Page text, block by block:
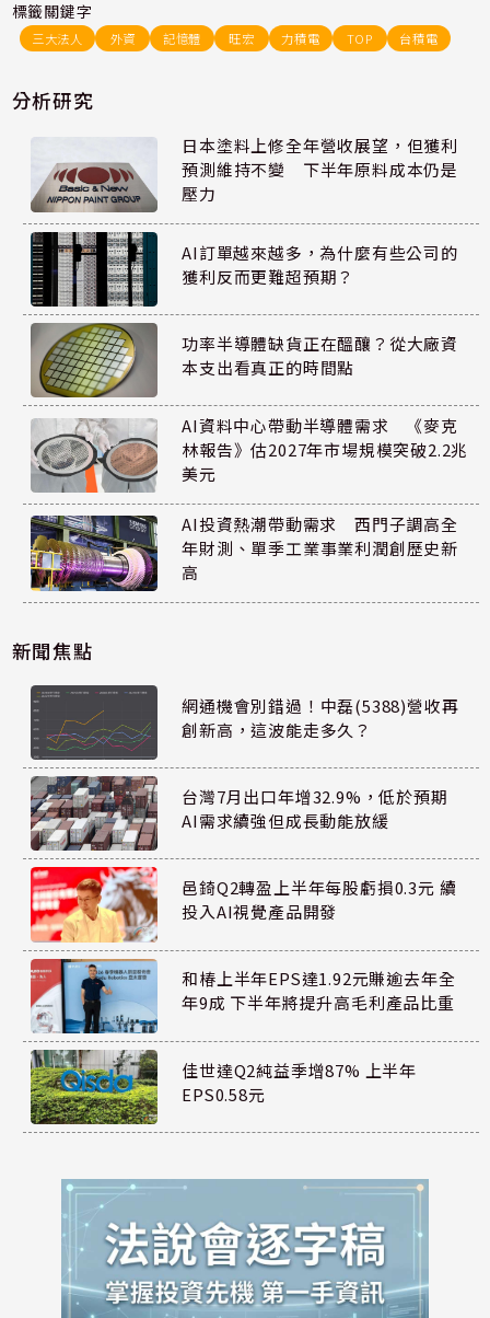
標籤關鍵字
三大法人 外資 記憶體 旺宏 力積電 TOP 台積電
分析研究
日本塗料上修全年營收展望，但獲利
預測維持不變 下半年原料成本仍是
壓力
AI訂單越來越多，為什麼有些公司的
獲利反而更難超預期？
功率半導體缺貨正在醞釀？從大廠資
本支出看真正的時間點
AI資料中心帶動半導體需求 《麥克
林報告》估2027年市場規模突破2.2兆
美元
AI投資熱潮帶動需求 西門子調高全
年財測、單季工業事業利潤創歷史新
高
新聞焦點
網通機會別錯過！中磊(5388)營收再
創新高，這波能走多久？
台灣7月出口年增32.9%，低於預期
AI需求續強但成長動能放緩
邑錡Q2轉盈上半年每股虧損0.3元 續
投入AI視覺產品開發
和椿上半年EPS達1.92元賺逾去年全
年9成 下半年將提升高毛利產品比重
佳世達Q2純益季增87% 上半年
EPS0.58元